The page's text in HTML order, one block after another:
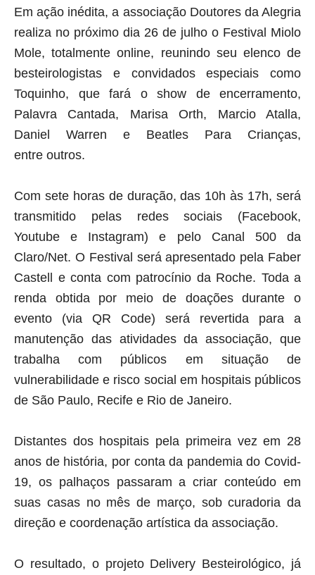
Em ação inédita, a associação Doutores da Alegria
realiza no próximo dia 26 de julho o Festival Miolo
Mole, totalmente online, reunindo seu elenco de
besteirologistas e convidados especiais como
Toquinho, que fará o show de encerramento,
Palavra Cantada, Marisa Orth, Marcio Atalla,
Daniel Warren e Beatles Para Crianças,
entre outros.
Com sete horas de duração, das 10h às 17h, será
transmitido pelas redes sociais (Facebook,
Youtube e Instagram) e pelo Canal 500 da
Claro/Net. O Festival seráapresentado pela Faber
Castell e conta com patrocínio da Roche. Toda a
renda obtida por meio de doações durante o
evento (via QR Code) será revertida para a
manutenção das atividades da associação, que
trabalha com públicos em situação de
vulnerabilidade e risco social em hospitais públicos
de São Paulo, Recife e Rio de Janeiro.
Distantes dos hospitais pela primeira vez em 28
anos de história, por conta da pandemiado Covid-
19, os palhaços passaram a criar conteúdo em
suas casas no mês de março, sob curadoria da
direção e coordenação artística da associação.
O resultado, o projeto Delivery Besteirológico, já